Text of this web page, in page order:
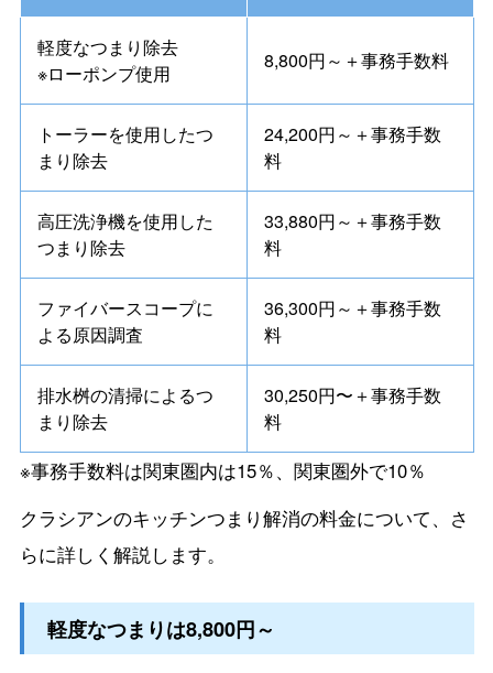
軽度なつまり除去
※ローポンプ使用
8,800円～＋事務手数料
トーラーを使用したつ
まり除去
24,200円～＋事務手数
料
高圧洗浄機を使用した
つまり除去
33,880円～＋事務手数
料
ファイバースコープに
よる原因調査
36,300円～＋事務手数
料
排水桝の清掃によるつ
まり除去
30,250円〜＋事務手数
料
※事務手数料は関東圏内は15％、関東圏外で10％
クラシアンのキッチンつまり解消の料金について、さ
らに詳しく解説します。
軽度なつまりは8,800円～